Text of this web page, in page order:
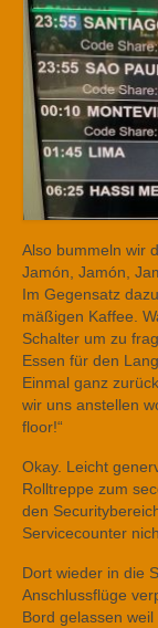
Also bummeln wir
Jamón, Jamón,
Im Gegensatz
mäßigen Kaffee.
Schalter um zu
Essen für den
Einmal ganz
wir uns anstellen
floor!“
Okay. Leicht
Rolltreppe zum
den
Servicecounter
Dort wieder in die
Anschlussflüge
Bord gelassen